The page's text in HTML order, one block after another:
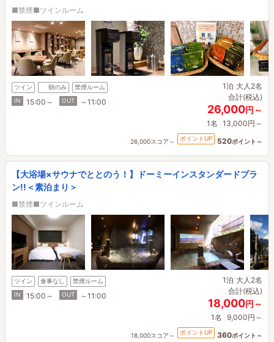
■禁煙■ツインルーム
ツイン 朝のみ
禁煙ルーム
IN
15:00～ OUT ～11:00
1泊 大人2名
合計(税込)
26,000円～
1名 13,000円～
26,000スコア～ ポイントUP 520ポイント～
【大浴場×サウナでととのう！】ドーミーインスタンダードプラ
ン!!＜素泊まり＞
■禁煙■ツインルーム
ツイン 食事なし
禁煙ルーム
IN
15:00～ OUT ～11:00
1泊 大人2名
合計(税込)
18,000円～
1名 9,000円～
18,000スコア～ ポイントUP 360ポイント～